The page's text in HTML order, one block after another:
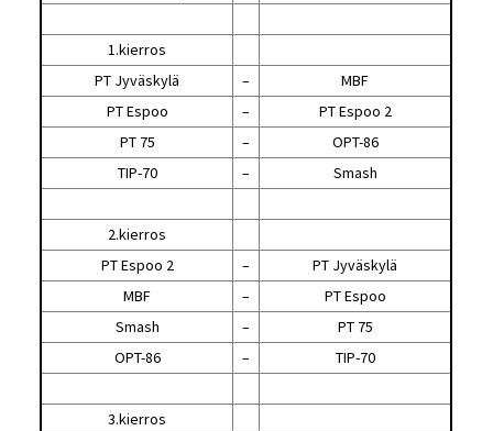
1.kierros
PT Jyväskylä
–
MBF
PT Espoo
–
PT Espoo 2
PT 75
–
OPT-86
TIP-70
– Smash
2.kierros
PT Espoo 2
–
PT Jyväskylä
MBF
–
PT Espoo
Smash
–
PT 75
OPT-86
– TIP-70
3.kierros